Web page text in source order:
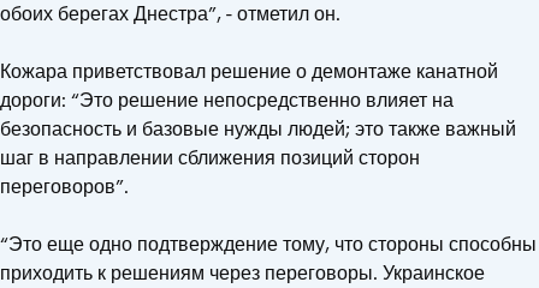
обоих берегах Днестра”, - отметил он.
Кожара приветствовал решение о демонтаже канатной
дороги: “Это решение непосредственно влияет на
безопасность и базовые нужды людей; это также важный
шаг в направлении сближения позиций сторон
переговоров”.
“Это еще одно подтверждение тому, что стороны способны
приходить к решениям через переговоры. Украинское